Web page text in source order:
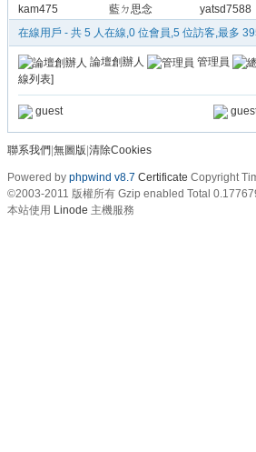
kam475
藍ㄉ思念 yatsd7588
在線用戶 - 共 5 人在線,0 位會員,5 位訪客,最多
論壇創辦人 管理員
線列表]
guest
聯系我們 無圖版 清除Cookies
Powered by phpwind v8.7 Certificate Copyright
©2003-2011 版權所有 Gzip enabled Total
本站使用 Linode 主機服務